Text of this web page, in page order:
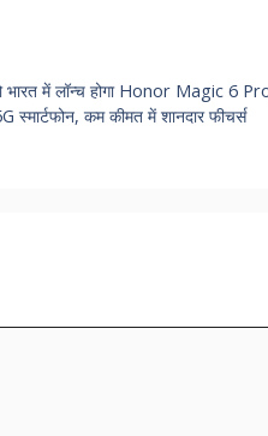
में लॉन्च होगा Honor Magic 6
कम कीमत में शानदार फीचर्स